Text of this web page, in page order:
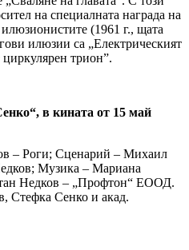
на специалната награда на
(1961 г., щата
илюзии са „Електрическият
циркулярен трион”.
в кината от 15 май
– Роги; Сценарий – Михаил
Музика – Мариана
Недков – „Профтон“ ЕООД.
Стефка Сенко и акад.